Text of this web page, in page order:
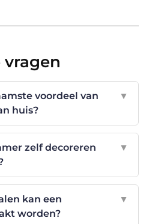
vragen
voordeel van
huis?
▼
zelf decoreren
▼
kan een
worden?
▼